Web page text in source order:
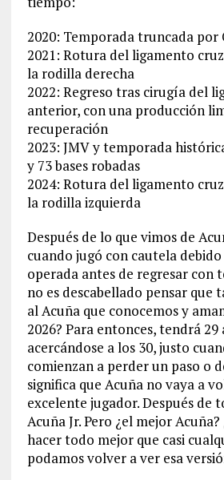
2020: Temporada truncada por
2021: Rotura del ligamento
la rodilla derecha
2022: Regreso tras cirugía del
anterior, con una producción
recuperación
2023: JMV y temporada
y 73 bases robadas
2024: Rotura del ligamento
la rodilla izquierda
Después de lo que vimos de
cuando jugó con cautela
operada antes de regresar con
no es descabellado pensar que
al Acuña que conocemos y
2026? Para entonces, tendrá 29
acercándose a los 30, justo
comienzan a perder un paso o
significa que Acuña no vaya a
excelente jugador. Después de
Acuña Jr. Pero ¿el mejor
hacer todo mejor que casi
podamos volver a ver esa